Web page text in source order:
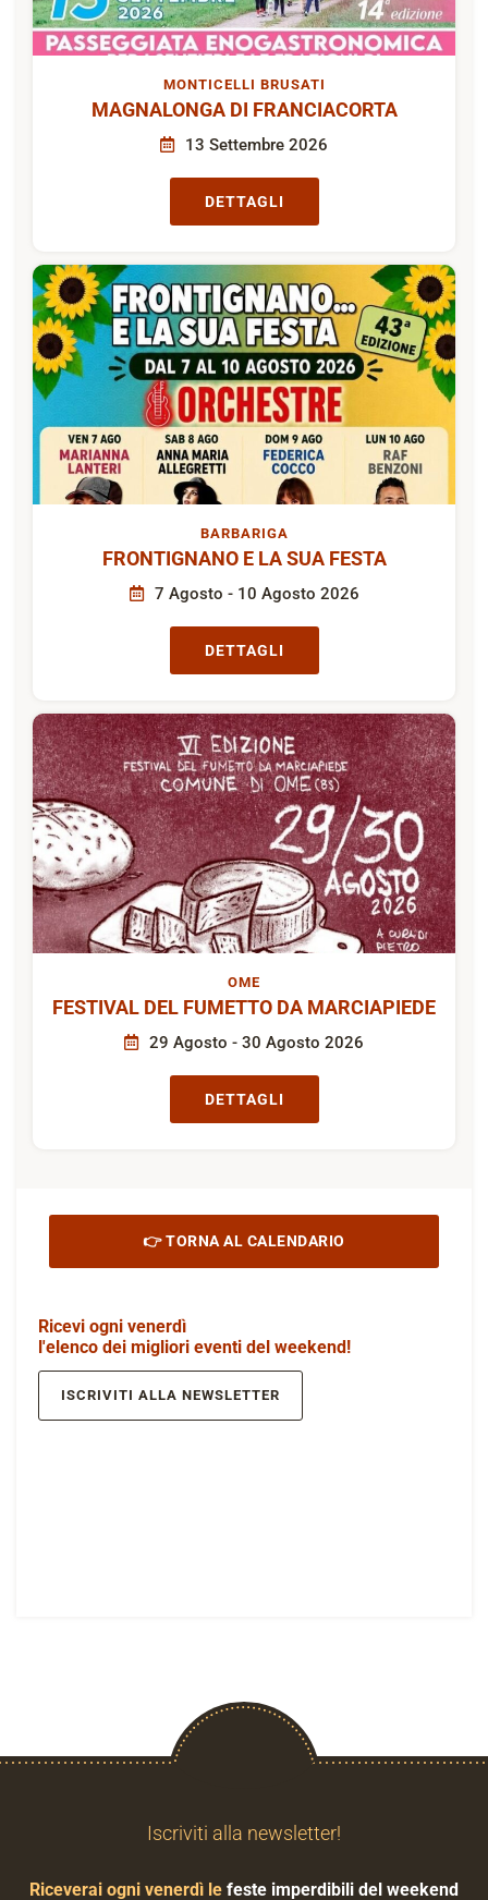
MONTICELLI BRUSATI
MAGNALONGA DI FRANCIACORTA
13 Settembre 2026
DETTAGLI
BARBARIGA
FRONTIGNANO E LA SUA FESTA
7 Agosto - 10 Agosto 2026
DETTAGLI
OME
FESTIVAL DEL FUMETTO DA MARCIAPIEDE
29 Agosto - 30 Agosto 2026
DETTAGLI
👉 TORNA AL CALENDARIO
Ricevi ogni venerdì
l'elenco dei migliori eventi del weekend!
ISCRIVITI ALLA NEWSLETTER
Iscriviti alla newsletter!
Riceverai ogni venerdì le feste imperdibili del weekend